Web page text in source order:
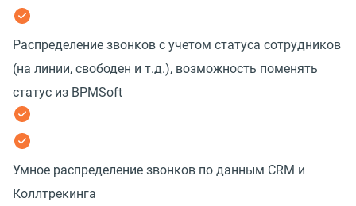
Распределение звонков с учетом статуса сотрудников
(на линии, свободен и т.д.), возможность поменять
статус из BPMSoft
Умное распределение звонков по данным CRM и
Коллтрекинга